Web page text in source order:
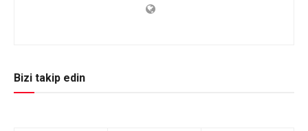
Bizi takip edin